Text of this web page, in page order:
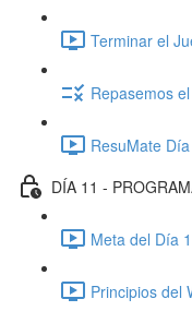
Terminar el
Repasemos
ResuMate
DÍA 11 -
Meta del Día
Principios del